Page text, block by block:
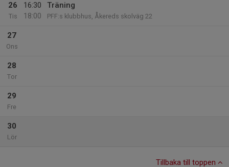
26
Tis
16:30
18:00
Träning
PFF:s klubbhus, Åkereds skolväg 22
27
Ons
28
Tor
29
Fre
30
Lör
Tillbaka till toppen